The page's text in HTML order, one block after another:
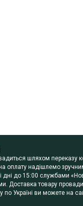
шляхом переказу
на оплату надішлемо
дні до 15:00 службами
Доставка товару
Україні ви можете на